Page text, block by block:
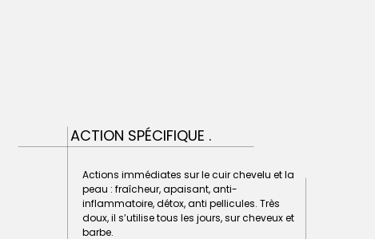
ACTION SPÉCIFIQUE .
Actions immédiates sur le cuir chevelu et la
peau : fraîcheur, apaisant, anti-
inflammatoire, détox, anti pellicules. Très
doux, il s’utilise tous les jours, sur cheveux et
barbe.